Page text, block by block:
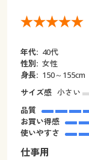
年代: 40代
性別: 女性
身長: 150～155cm
サイズ感 小さい
品質
お買い得感
使いやすさ
仕事用